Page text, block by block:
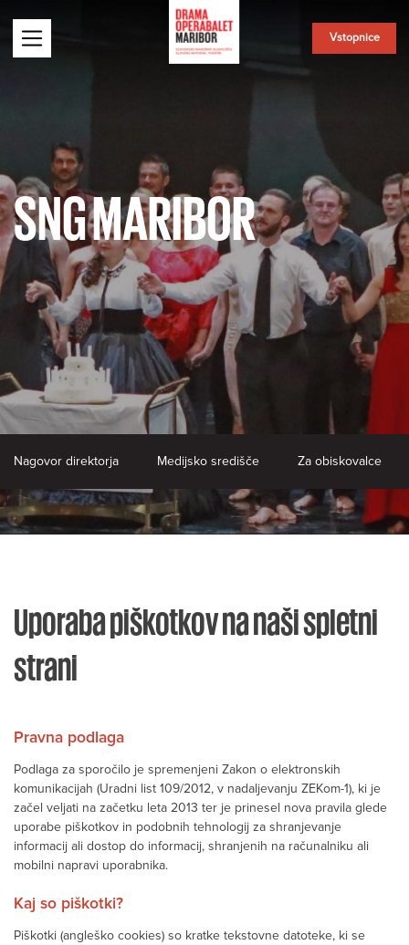
Vstopnice
SNG MARIBOR
Nagovor direktorja Medijsko središče Za obiskovalce
Uporaba piškotkov na naši spletni
strani
Pravna podlaga
Podlaga za sporočilo je spremenjeni Zakon o elektronskih
komunikacijah (Uradni list 109/2012, v nadaljevanju ZEKom-1), ki je
začel veljati na začetku leta 2013 ter je prinesel nova pravila glede
uporabe piškotkov in podobnih tehnologij za shranjevanje
informacij ali dostop do informacij, shranjenih na računalniku ali
mobilni napravi uporabnika.
Kaj so piškotki?
Piškotki (angleško cookies) so kratke tekstovne datoteke, ki se